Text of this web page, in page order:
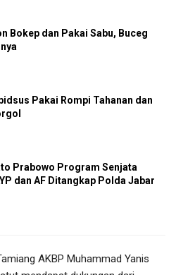
Bokep dan Pakai Sabu, Buceg
Pakai Rompi Tahanan dan
Prabowo Program Senjata
dan AF Ditangkap Polda Jabar
AKBP Muhammad Yanis